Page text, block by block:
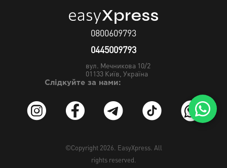
0800609793
0445009793
вул. Мечникова 10/2
01133 Київ, Україна
Слідкуйте за нами:
©Copyright 2026. EasyXpress. All
rights reserved.